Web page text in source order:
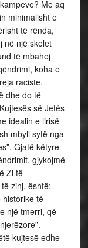
Me aq
minimalisht e
të rënda,
në një skelet
të mbahej
koha e
raciste.
dhe do të
së Jetës
idealin e lirisë
mbyll sytë nga
Gjatë këtyre
gjykojmë
Zi të
zinj, është:
historike të
një tmerri, që
kujtesë edhe